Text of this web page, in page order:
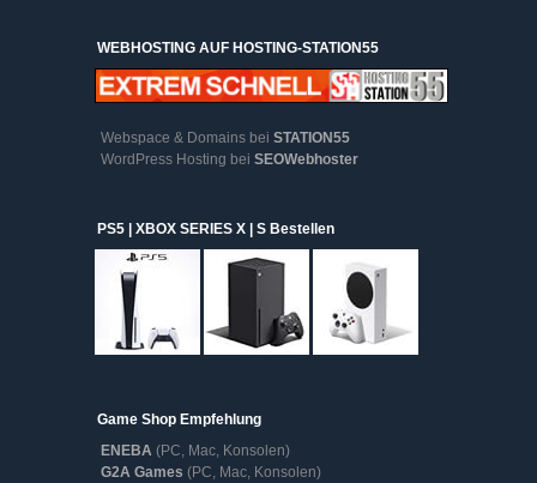
WEBHOSTING AUF HOSTING-STATION55
Webspace & Domains bei STATION55
WordPress Hosting bei SEOWebhoster
PS5 | XBOX SERIES X | S Bestellen
Game Shop Empfehlung
ENEBA (PC, Mac, Konsolen)
G2A Games (PC, Mac, Konsolen)